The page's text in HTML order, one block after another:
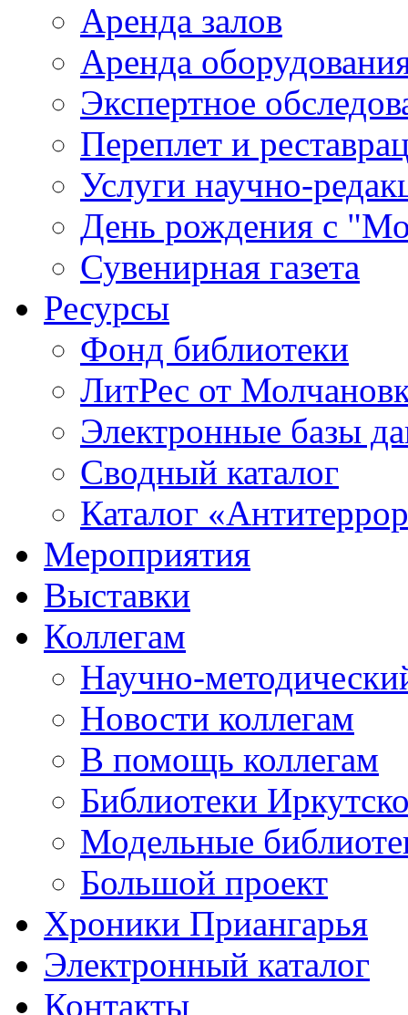
Аренда залов
Аренда
Экспертное
Переплет и
Услуги научно-
День рождения с
Сувенирная газета
Ресурсы
Фонд библиотеки
ЛитРес от
Электронные базы
Сводный каталог
Каталог
Мероприятия
Выставки
Коллегам
Научно-
Новости коллегам
В помощь коллегам
Библиотеки
Модельные
Большой проект
Хроники Приангарья
Электронный каталог
Контакты